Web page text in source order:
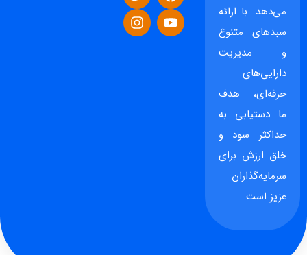
می‌دهد. با ارائه
سبدهای متنوع
و مدیریت
دارایی‌های
حرفه‌ای، هدف
ما دستیابی به
حداکثر سود و
خلق ارزش برای
سرمایه‌گذاران
عزیز است.